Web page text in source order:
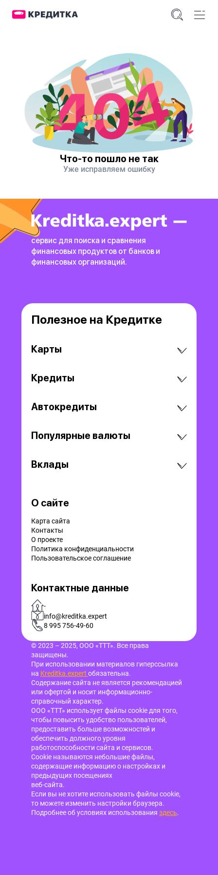
Что-то пошло не так
Уже исправляем ошибку
сервис для поиска и сравнения
финансовых продуктов от банков и
финансовых организаций.
Полезное на Кредитке
Карты
Кредиты
Автокредиты
Популярные валюты
Вклады
О сайте
Карта сайта
Контакты
О проекте
Политика конфиденциальности
Пользовательское соглашение
Контактные данные
-
info@kreditka.expert
8 995 756-49-60
© 2023 – 2025, ООО «ТТТ». Все права
защищены.
При использовании материалов гиперссылка
на Kreditka.expert обязательна.
Содержание сайта не является рекомендацией
или офертой и носит информационно-
справочный характер.
ООО «ТТТ» использует файлы cookie для того,
чтобы повысить удобство пользователей,
предоставить больше возможностей и
обеспечить должного уровня
работоспособности сайта и сервисов.
Cookie называются небольшие файлы,
содержащие информацию о настройках и
предыдущих посещениях
веб-сайта.
Если вы не хотите использовать файлы cookie,
то можете изменить настройки браузера.
Подробнее об условиях использования здесь.